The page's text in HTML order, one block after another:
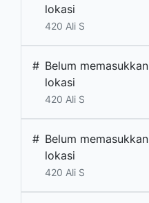
lokasi
420 Ali S
# Belum memasukkan
lokasi
420 Ali S
# Belum memasukkan
lokasi
420 Ali S